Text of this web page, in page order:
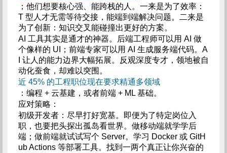
；他们想要核心强、能跨栈的人。一来是为了效率：
T 型人才无需等待交接，能端到端解决问题。二来是
为了创新：知识交叉能碰撞出更好的方案。
AI 工具其实是通才的神器。后端工程师可以用 AI 做
个像样的 UI；前端专家可以用 AI 生成服务端代码。A
I 让人的能力边界大幅拓展。反观深度专才，领地被自
动化蚕食，却难以突围。
近 45% 的工程职位现在要求精通多领域
：编程 + 云基建，或者前端 + ML 基础。
应对策略：
初级开发者：尽早打好宽基。即便为了特定岗位入
职，也要把头探出孤岛看世界。做移动端就学学后
端；做前端就试试写个 Server。学习 Docker 或 GitH
ub Actions 等部署工具。找到一两个真正让你兴奋的